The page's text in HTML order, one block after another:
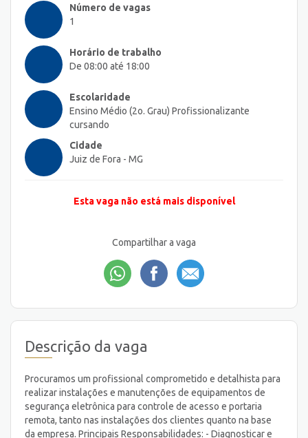
Número de vagas
1
Horário de trabalho
De 08:00 até 18:00
Escolaridade
Ensino Médio (2o. Grau) Profissionalizante
cursando
Cidade
Juiz de Fora - MG
Esta vaga não está mais disponível
Compartilhar a vaga
Descrição da vaga
Procuramos um profissional comprometido e detalhista para
realizar instalações e manutenções de equipamentos de
segurança eletrônica para controle de acesso e portaria
remota, tanto nas instalações dos clientes quanto na base
da empresa. Principais Responsabilidades: - Diagnosticar e